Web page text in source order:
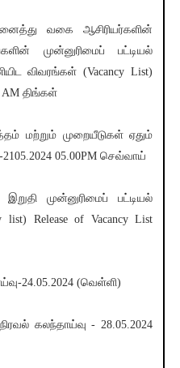
வகை ஆசிரியர்களின்
முன்னுரிமைப் பட்டியல்
விவரங்கள் (Vacancy List)
AM திங்கள்
மற்றும் முறையீடுகள் ஏதும்
2105.2024 05.00PM செவ்வாய்
முன்னுரிமைப் பட்டியல்
list) Release of Vacancy List
24.05.2024 (வெள்ளி)
கலந்தாய்வு - 28.05.2024